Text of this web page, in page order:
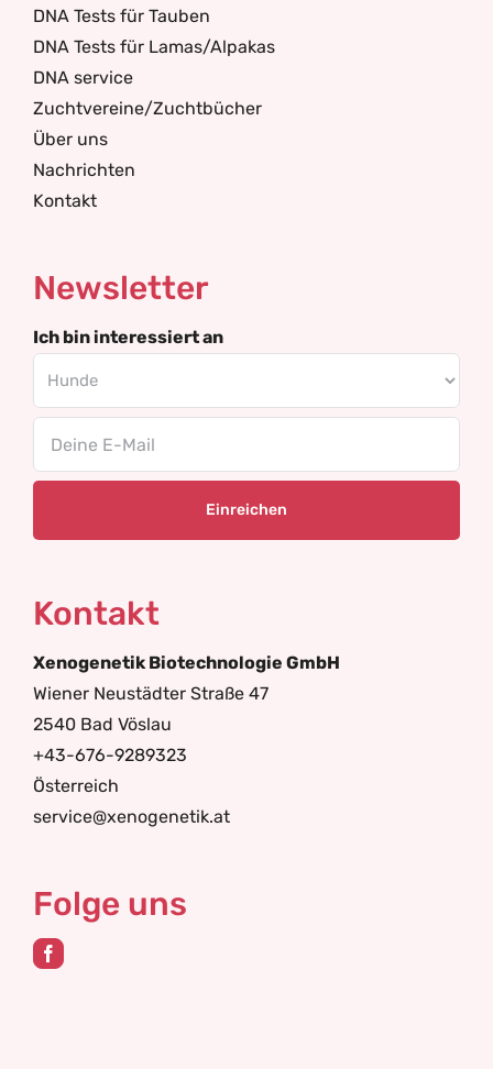
DNA Tests für Tauben
DNA Tests für Lamas/Alpakas
DNA service
Zuchtvereine/Zuchtbücher
Über uns
Nachrichten
Kontakt
Newsletter
Ich bin interessiert an
Kontakt
Xenogenetik Biotechnologie GmbH
Wiener Neustädter Straße 47
2540 Bad Vöslau
+43-676-9289323
Österreich
service@xenogenetik.at
Folge uns